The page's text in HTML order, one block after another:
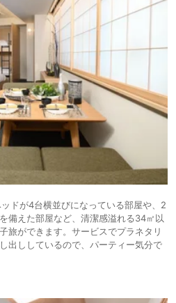
ドが4台横並びになっている部屋や、2
備えた部屋など、清潔感溢れる34㎡以
旅ができます。サービスでプラネタリ
出ししているので、パーティー気分で